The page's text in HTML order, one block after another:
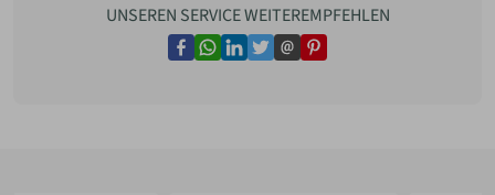
UNSEREN SERVICE WEITEREMPFEHLEN
facebook
whatsapp
linkedin
twitter
emailpinterest